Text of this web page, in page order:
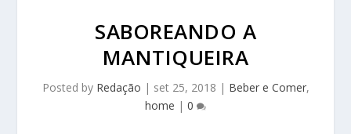
SABOREANDO A
MANTIQUEIRA
Posted by Redação | set 25, 2018 | Beber e Comer,
home | 0